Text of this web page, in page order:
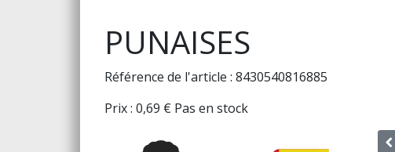
PUNAISES
Référence de l'article : 8430540816885
Prix : 0,69 € Pas en stock